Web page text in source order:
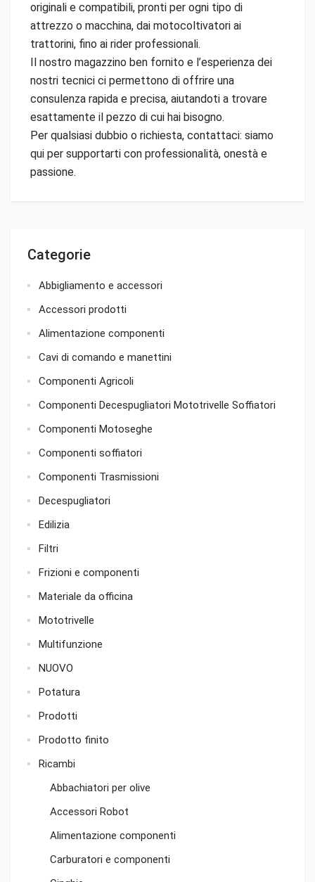
Categorie
Abbigliamento e accessori
Accessori prodotti
Alimentazione componenti
Cavi di comando e manettini
Componenti Agricoli
Componenti Decespugliatori Mototrivelle Soffiatori
Componenti Motoseghe
Componenti soffiatori
Componenti Trasmissioni
Decespugliatori
Edilizia
Filtri
Frizioni e componenti
Materiale da officina
Mototrivelle
Multifunzione
NUOVO
Potatura
Prodotti
Prodotto finito
Ricambi
Abbachiatori per olive
Accessori Robot
Alimentazione componenti
Carburatori e componenti
originali e compatibili, pronti per ogni tipo di
attrezzo o macchina, dai motocoltivatori ai
trattorini, fino ai rider professionali.
Il nostro magazzino ben fornito e l’esperienza dei
nostri tecnici ci permettono di offrire una
consulenza rapida e precisa, aiutandoti a trovare
esattamente il pezzo di cui hai bisogno.
Per qualsiasi dubbio o richiesta, contattaci: siamo
qui per supportarti con professionalità, onestà e
passione.